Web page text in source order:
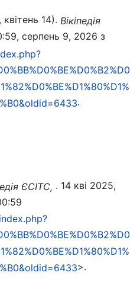
14). Вікіпедія
серпень 9, 2026 з
.
ЄСІТС, . 14 кві 2025,
>.